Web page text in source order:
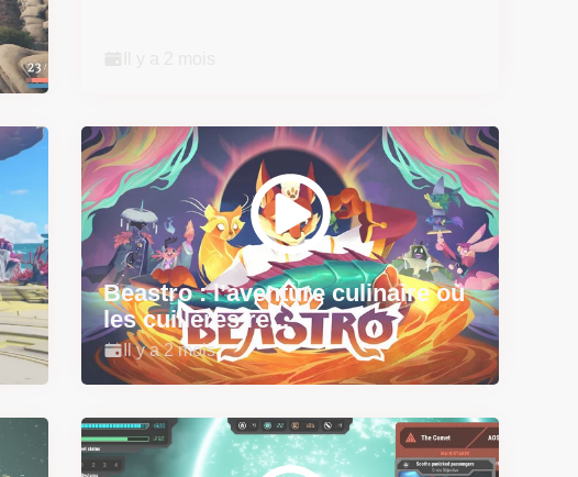
Beastro : l’aventure culinaire où
les cuillères re...
Il y a 2 mois